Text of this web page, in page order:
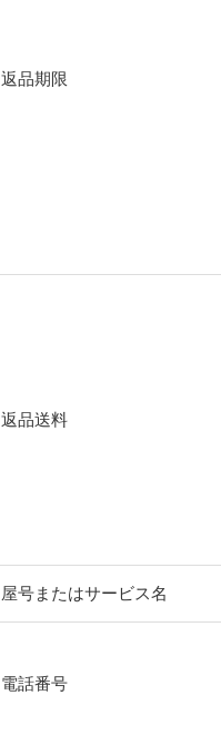
返品期限
返品送料
屋号またはサービス名
電話番号